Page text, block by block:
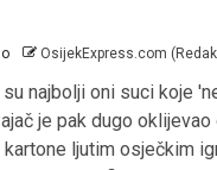
OsijekExpress.com
najbolji oni suci koje
je pak dugo
ljutim osječkim